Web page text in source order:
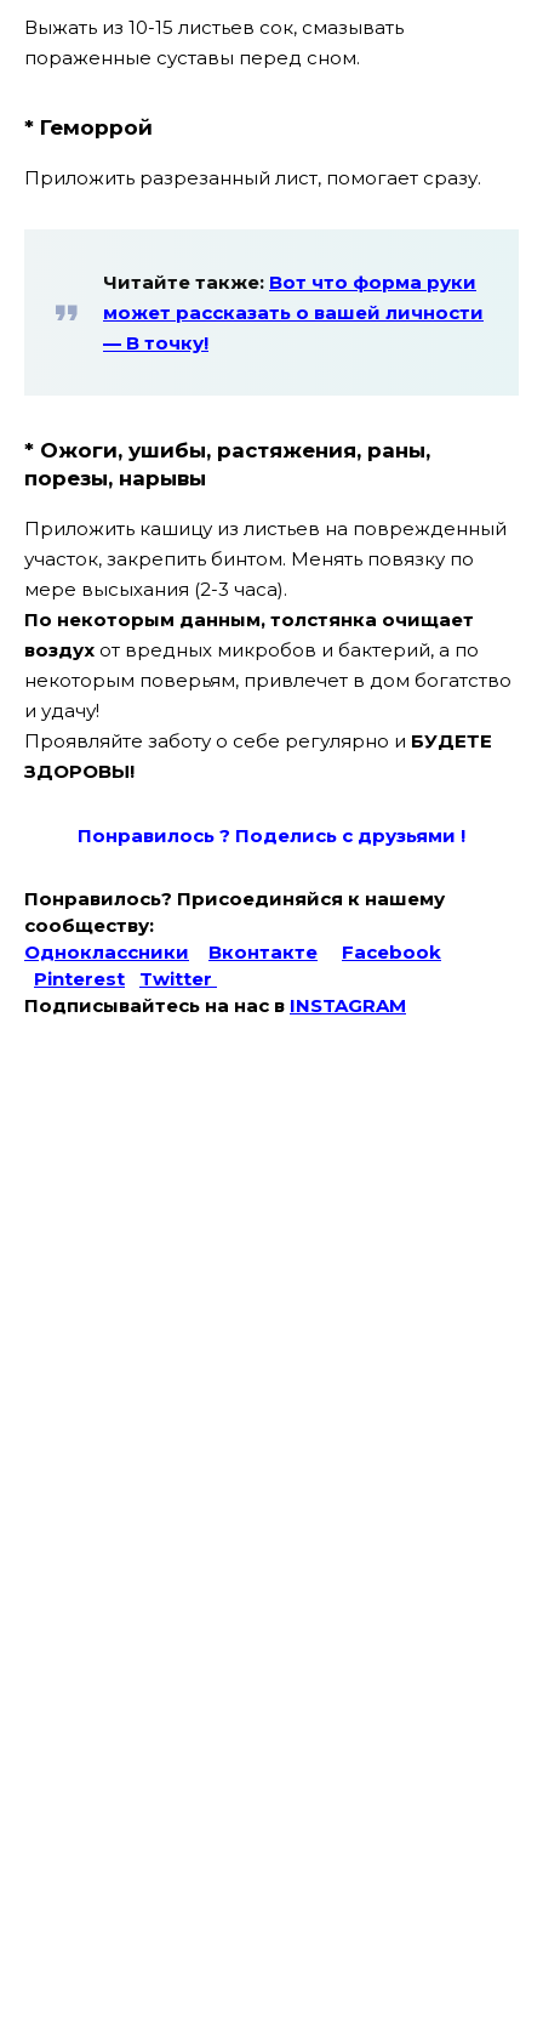
Выжать из 10-15 листьев сок, смазывать
пораженные суставы перед сном.
* Геморрой
Приложить разрезанный лист, помогает сразу.
Читайте также: Вот что форма руки
может рассказать о вашей личности
— В точку!
* Ожоги, ушибы, растяжения, раны,
порезы, нарывы
Приложить кашицу из листьев на поврежденный
участок, закрепить бинтом. Менять повязку по
мере высыхания (2-3 часа).
По некоторым данным, толстянка очищает
воздух от вредных микробов и бактерий, а по
некоторым поверьям, привлечет в дом богатство
и удачу!
Проявляйте заботу о себе регулярно и БУДЕТЕ
ЗДОРОВЫ!
Понравилось ? Поделись с друзьями !
Понравилось? Присоединяйся к нашему
сообществу:
Одноклассники
Вконтакте
Facebook
Pinterest
Twitter
Подписывайтесь на наc в INSTAGRAM